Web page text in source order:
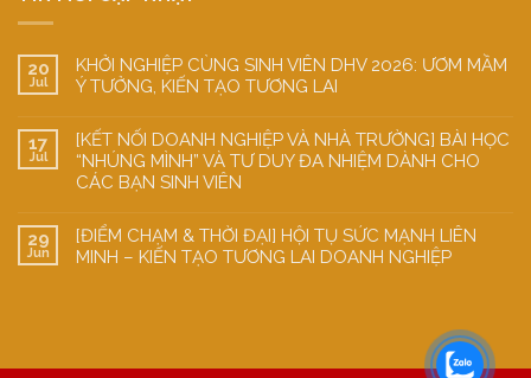
20
Jul
KHỞI NGHIỆP CÙNG SINH VIÊN DHV 2026: ƯƠM MẦM
Ý TƯỞNG, KIẾN TẠO TƯƠNG LAI
17
Jul
[KẾT NỐI DOANH NGHIỆP VÀ NHÀ TRƯỜNG] BÀI HỌC
“NHÚNG MÌNH” VÀ TƯ DUY ĐA NHIỆM DÀNH CHO
CÁC BẠN SINH VIÊN
29
Jun
[ĐIỂM CHẠM & THỜI ĐẠI] HỘI TỤ SỨC MẠNH LIÊN
MINH – KIẾN TẠO TƯƠNG LAI DOANH NGHIỆP